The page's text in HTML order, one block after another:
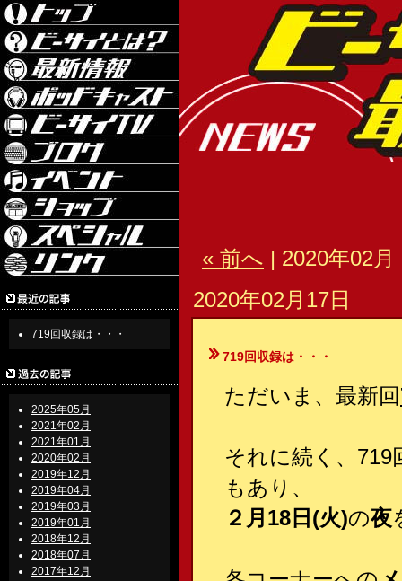
719回収録は・・・
2025年05月
2021年02月
2021年01月
2020年02月
2019年12月
2019年04月
2019年03月
2019年01月
2018年12月
2018年07月
2017年12月
« 前へ | 2020年02
2020年02月17日
719回収録は・・・
ただいま、最新回
それに続く、
もあり、
２月18日(火)の夜